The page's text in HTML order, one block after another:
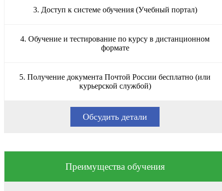
3. Доступ к системе обучения (Учебный портал)
4. Обучение и тестирование по курсу в дистанционном
формате
5. Получение документа Почтой России бесплатно (или
курьерской службой)
Обсудить детали
Преимущества обучения